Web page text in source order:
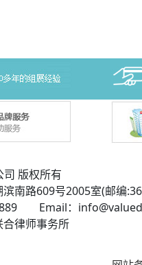
版权所有
南路609号2005室(邮编
889 Email：
合律师事务所